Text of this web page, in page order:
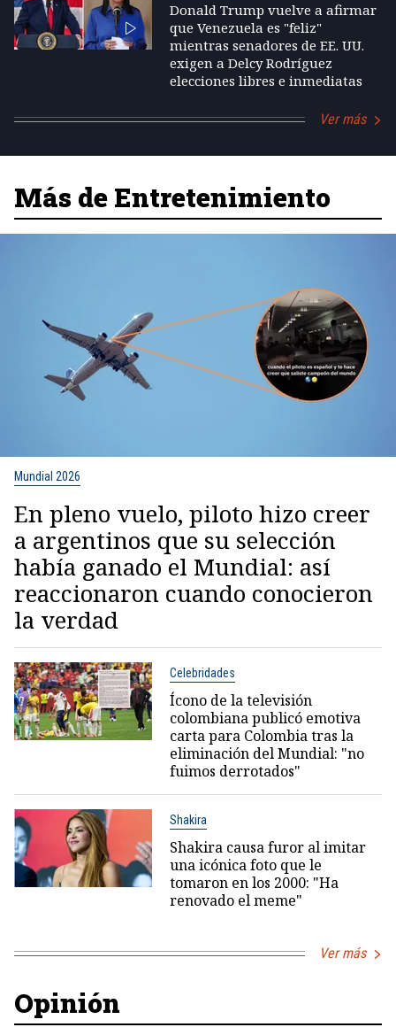
Donald Trump vuelve a afirmar
que Venezuela es "feliz"
mientras senadores de EE. UU.
exigen a Delcy Rodríguez
elecciones libres e inmediatas
Ver más
Más de Entretenimiento
Mundial 2026
En pleno vuelo, piloto hizo creer
a argentinos que su selección
había ganado el Mundial: así
reaccionaron cuando conocieron
la verdad
Celebridades
Ícono de la televisión
colombiana publicó emotiva
carta para Colombia tras la
eliminación del Mundial: "no
fuimos derrotados"
Shakira
Shakira causa furor al imitar
una icónica foto que le
tomaron en los 2000: "Ha
renovado el meme"
Ver más
Opinión